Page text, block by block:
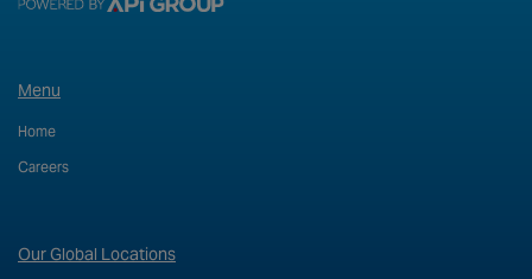
Menu
Home
Careers
Our Global Locations